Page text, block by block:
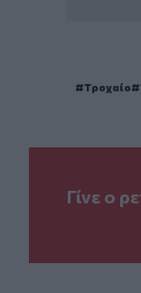
Τροχαίο
Γίνε ο